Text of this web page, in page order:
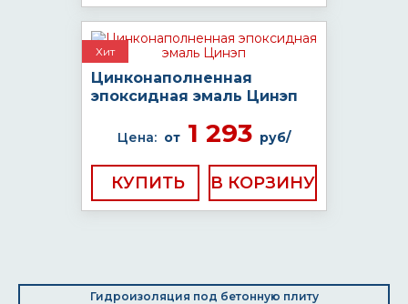
Хит
Цинконаполненная
эпоксидная эмаль Цинэп
Цена: от 1 293 руб/
КУПИТЬ
Гидроизоляция под бетонную плиту